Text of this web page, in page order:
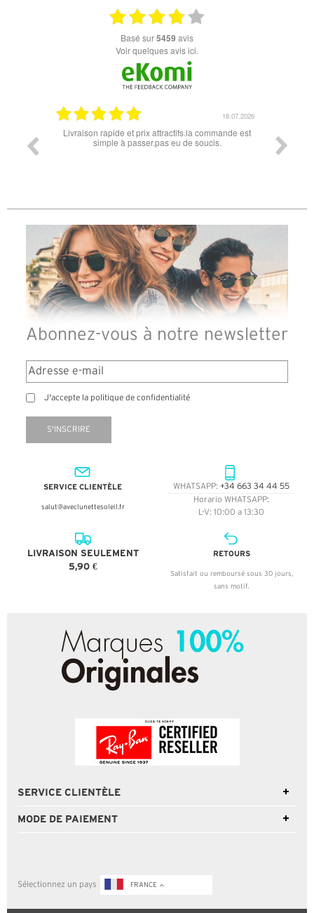
basé sur5459 avis
Voir quelques avis ici.
18.07.2026
Livraison rapide et prix attractifs.la commande est
simple à passer.pas eu de soucis.
Abonnez-vous à notre newsletter
J'accepte la politique de confidentialité
S'INSCRIRE
SERVICE CLIENTÈLE
salut@aveclunettesoleil.fr
WHATSAPP: +34 663 34 44 55
Horario WHATSAPP:
L-V: 10:00 a 13:30
LIVRAISON SEULEMENT
5,90 €
RETOURS
Satisfait ou remboursé sous 30 jours,
sans motif.
SERVICE CLIENTÈLE
MODE DE PAIEMENT
Sélectionnez un pays FRANCE